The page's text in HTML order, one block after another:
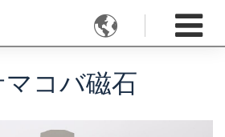

コバ磁石